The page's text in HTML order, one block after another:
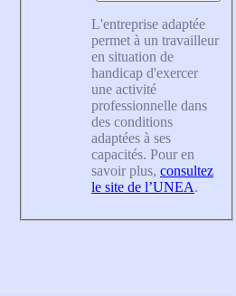
L'entreprise adaptée
permet à un travailleur
en situation de
handicap d'exercer
une activité
professionnelle dans
des conditions
adaptées à ses
capacités. Pour en
savoir plus, consultez
le site de l’UNEA.